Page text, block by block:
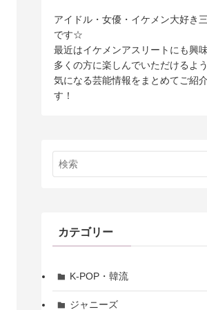
アイドル・女優・イケメン大好き
です☆
最近はイケメンアスリートにも興味
多くの方に楽しんでいただけるよう
気になる芸能情報をまとめてご紹
す！
カテゴリー
K-POP・韓流
ジャニーズ